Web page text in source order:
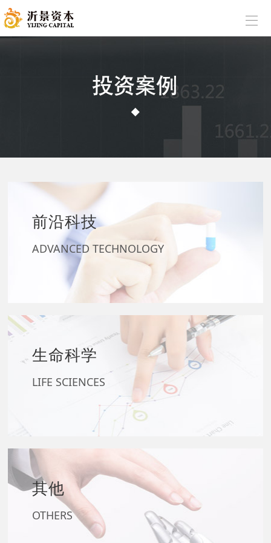
前沿科技
ADVANCED TECHNOLOGY
生命科学
LIFE SCIENCES
其他
OTHERS